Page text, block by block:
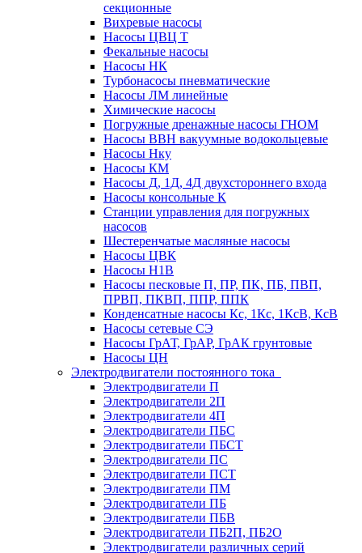
секционные
Вихревые насосы
Насосы ЦВЦ Т
Фекальные насосы
Насосы НК
Турбонасосы пневматические
Насосы ЛМ линейные
Химические насосы
Погружные дренажные насосы ГНОМ
Насосы ВВН вакуумные водокольцевые
Насосы Нку
Насосы КМ
Насосы Д, 1Д, 4Д двухстороннего входа
Насосы консольные К
Станции управления для погружных
насосов
Шестеренчатые масляные насосы
Насосы ЦВК
Насосы Н1В
Насосы песковые П, ПР, ПК, ПБ, ПВП,
ПРВП, ПКВП, ППР, ППК
Конденсатные насосы Кс, 1Кс, 1КсВ, КсВ
Насосы сетевые СЭ
Насосы ГрАТ, ГрАР, ГрАК грунтовые
Насосы ЦН
Электродвигатели постоянного тока
Электродвигатели П
Электродвигатели 2П
Электродвигатели 4П
Электродвигатели ПБС
Электродвигатели ПБСТ
Электродвигатели ПС
Электродвигатели ПСТ
Электродвигатели ПМ
Электродвигатели ПБ
Электродвигатели ПБВ
Электродвигатели ПБ2П, ПБ2О
Электродвигатели различных серий